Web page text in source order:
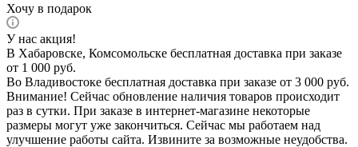
Хочу в подарок
У нас акция!
В Хабаровске, Комсомольске бесплатная доставка при заказе
от 1 000 руб.
Во Владивостоке бесплатная доставка при заказе от 3 000 руб.
Внимание! Сейчас обновление наличия товаров происходит
раз в сутки. При заказе в интернет-магазине некоторые
размеры могут уже закончиться. Сейчас мы работаем над
улучшение работы сайта. Извините за возможные неудобства.